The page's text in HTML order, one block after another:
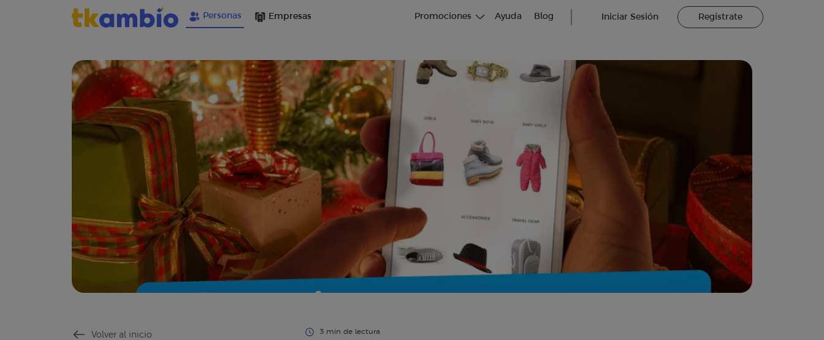
Personas Empresas Promociones Ayuda Blog Iniciar Sesión Regístrate
Volver al inicio 3 min de lectura